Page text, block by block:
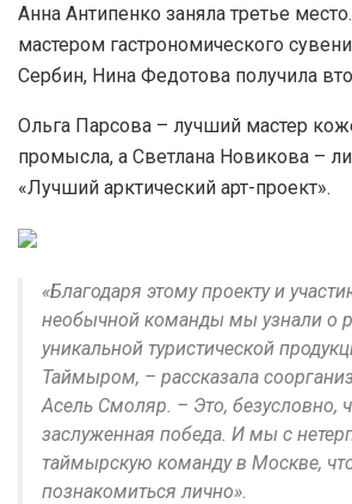
Анна Антипенко заняла третье
мастером гастрономического
Сербин, Нина Федотова получила
Ольга Парсова – лучший мастер
промысла, а Светлана Новикова –
«Лучший арктический арт-проект».
«Благодаря этому проекту и
необычной команды мы узнали о
уникальной туристической
Таймыром, – рассказала
Асель Смоляр. – Это, безусловно,
заслуженная победа. И мы с
таймырскую команду в Москве,
познакомиться лично».